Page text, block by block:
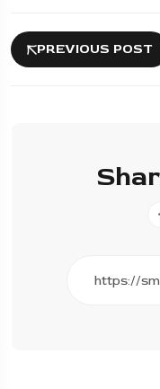
PREVIOUS POST